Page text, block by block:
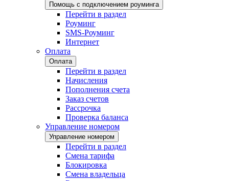
Помощь с подключением роуминга
Перейти в раздел
Роуминг
SMS-Роуминг
Интернет
Оплата
Оплата
Перейти в раздел
Начисления
Пополнения счета
Заказ счетов
Рассрочка
Проверка баланса
Управление номером
Управление номером
Перейти в раздел
Смена тарифа
Блокировка
Смена владельца